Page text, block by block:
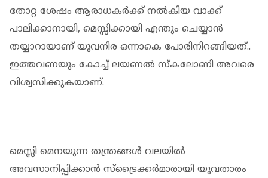
തോറ്റ ശേഷം ആരാധകർക്ക് നൽകിയ വാക്ക്
പാലിക്കാനായി, മെസ്സിക്കായി എന്തും ചെയ്യാൻ
തയ്യാറായാണ് യുവനിര ഒന്നാകെ പോരിനിറങ്ങിയത്..
ഇത്തവണയും കോച്ച് ലയണൽ സ്കലോണി അവരെ
വിശ്വസിക്കുകയാണ്.
മെസ്സി മെനയുന്ന തന്ത്രങ്ങൾ വലയിൽ
അവസാനിപ്പിക്കാൻ സ്‌ട്രൈക്കർമാരായി യുവതാരം